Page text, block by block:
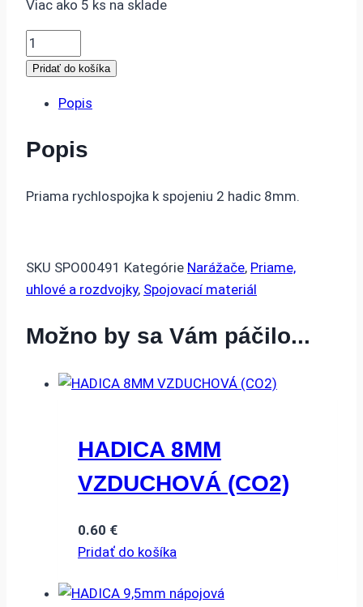
Viac ako 5 ks na sklade
množstvo
SPOJKA
8MM
AUC0808M
Pridať do košíka
Popis
Popis
Priama rychlospojka k spojeniu 2 hadic 8mm.
SKU SPO00491 Kategórie Narážače, Priame,
uhlové a rozdvojky, Spojovací materiál
Možno by sa Vám páčilo...
HADICA 8MM
VZDUCHOVÁ (CO2)
0.60 €
Pridať do košíka